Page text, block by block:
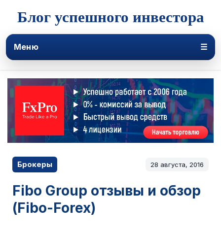
Блог успешного инвестора
Меню ☰
Брокеры 28 августа, 2016
Fibo Group отзывы и обзор
(Fibo-Forex)